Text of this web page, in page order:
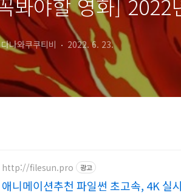
봐야할 영화] 2022
나와쿠쿠티비 2022. 6. 23.
http://filesun.pro 광고
애니메이션추천 파일썬 초고속, 4K 실